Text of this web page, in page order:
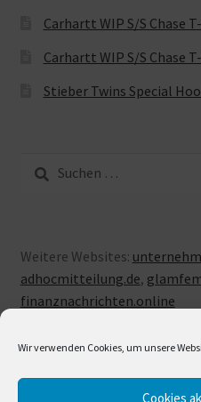
Wir verwenden Cookies, um unsere
Cookies
Carhartt WIP S/S Chase
Carhartt WIP S/S Chase
Stieber Twins Special
Suche
nach:
Weitere Websites:
adhocmitteilung.de,
finanznachrichten.online